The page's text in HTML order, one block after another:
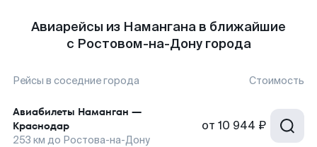
Авиарейсы из Намангана в ближайшие
с Ростовом-на-Дону города
Рейсы в соседние города Стоимость
Авиабилеты Наманган —
Краснодар
253 км до Ростова-на-Дону
от 10 944 ₽